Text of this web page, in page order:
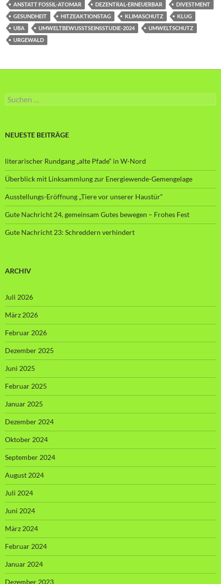
ANSTATT FOSSIL-ATOMAR DEZENTRAL-ERNEUERBAR
DIVESTMENT
GESUNDHEIT
HITZEAKTIONSTAG KLIMASCHUTZ
KLUG
UBA
UMWELTBEWUSSTSEINSSTUDIE-2024
UMWELTSCHUTZ
URGEWALD
Suche
nach:
NEUESTE BEITRÄGE
literarischer Rundgang „alte Pfade“ in W-Nord
Überblick mit Linksammlung zur Energiewende-Gemengelage
Ausstellungs-Eröffnung „Tiere vor unserer Haustür“
Gute Nachricht 24, gemeinsam Gutes bewegen – Frohes Fest
Gute Nachricht 23: Schreddern verhindert
ARCHIV
Juli 2026
März 2026
Februar 2026
Dezember 2025
Juni 2025
Februar 2025
Januar 2025
Dezember 2024
Oktober 2024
September 2024
August 2024
Juli 2024
Juni 2024
März 2024
Februar 2024
Januar 2024
Dezember 2023